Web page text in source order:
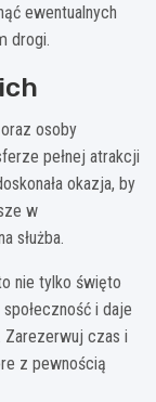
ewentualnych
drogi.
osoby
pełnej atrakcji
okazja, by
w
służba.
nie tylko święto
i daje
czas i
z pewnością